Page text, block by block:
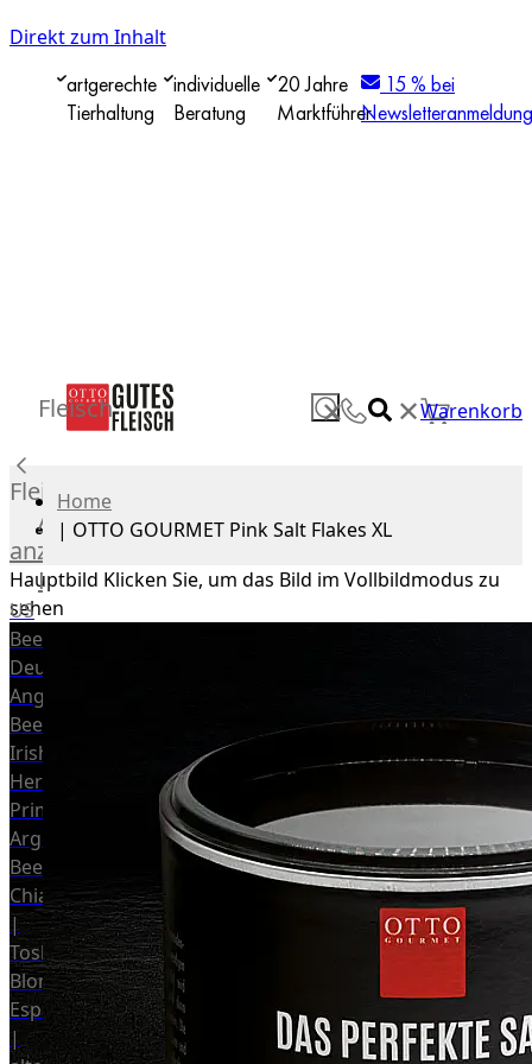
Direkt zum Inhalt
artgerechte
Tierhaltung
individuelle
Beratung
20 Jahre
Marktführer
15 % bei
Newsletteranmeldung
✕ ✕Warenkorb
Fleisch
Fleisch
Alle
anzeigen
Rind
US
Beef
Deutsches
Angus
Beef
Irish
Hereford
Prime
Argentina
Beef
Chianina
|
Toskana
Blonda
Espanola
|
Home
| OTTO GOURMET Pink Salt Flakes XL
Hauptbild Klicken Sie, um das Bild im Vollbildmodus zu
sehen